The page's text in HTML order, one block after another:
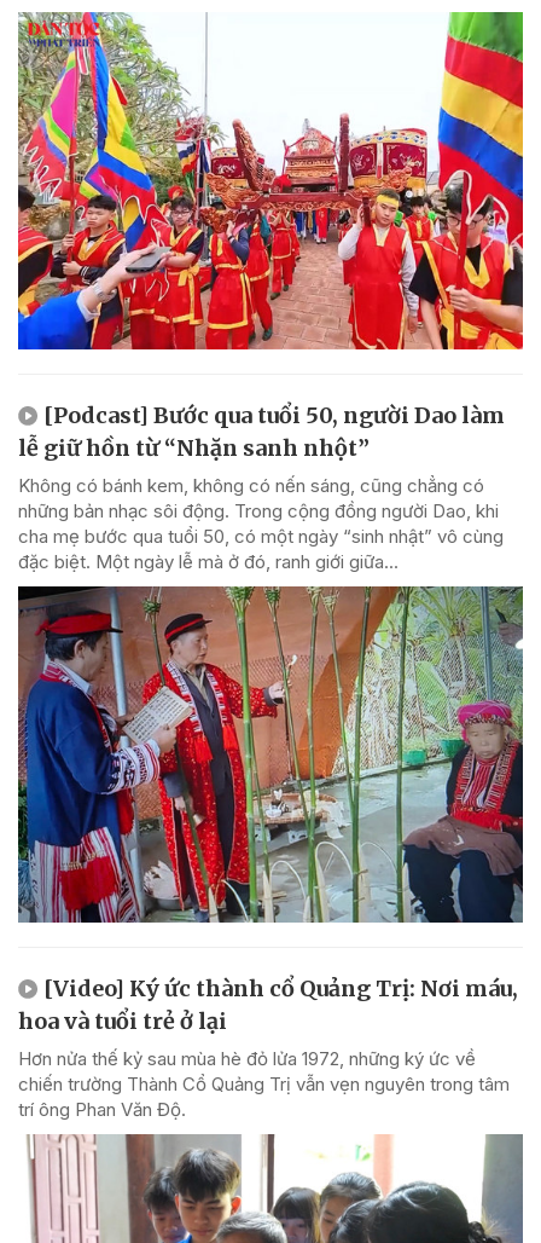
[Podcast] Bước qua tuổi 50, người Dao làm
lễ giữ hồn từ “Nhặn sanh nhột”
Không có bánh kem, không có nến sáng, cũng chẳng có
những bản nhạc sôi động. Trong cộng đồng người Dao, khi
cha mẹ bước qua tuổi 50, có một ngày “sinh nhật” vô cùng
đặc biệt. Một ngày lễ mà ở đó, ranh giới giữa...
[Video] Ký ức thành cổ Quảng Trị: Nơi máu,
hoa và tuổi trẻ ở lại
Hơn nửa thế kỷ sau mùa hè đỏ lửa 1972, những ký ức về
chiến trường Thành Cổ Quảng Trị vẫn vẹn nguyên trong tâm
trí ông Phan Văn Độ.